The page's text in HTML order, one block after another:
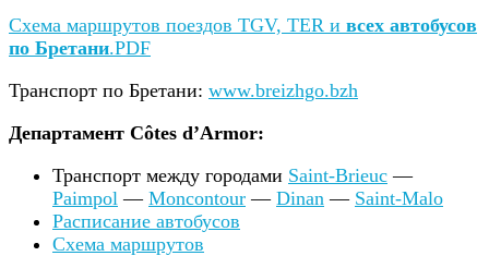
Схема маршрутов поездов TGV, TER и всех автобусов
по Бретани.PDF
Транспорт по Бретани: www.breizhgo.bzh
Департамент Côtes d’Armor:
Транспорт между городами Saint-Brieuc —
Paimpol — Moncontour — Dinan — Saint-Malo
Расписание автобусов
Схема маршрутов